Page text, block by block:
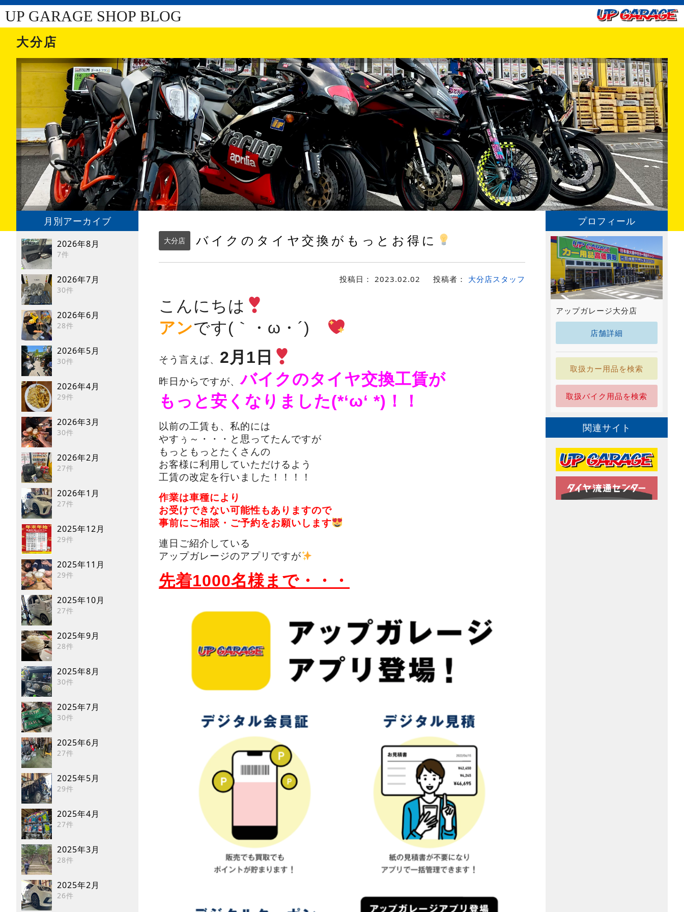
UP GARAGE SHOP BLOG
大分店
月別アーカイブ
2026年8月
7件
2026年7月
30件
2026年6月
28件
2026年5月
30件
2026年4月
29件
2026年3月
30件
2026年2月
27件
2026年1月
27件
2025年12月
29件
2025年11月
29件
2025年10月
27件
2025年9月
28件
2025年8月
30件
2025年7月
30件
2025年6月
27件
2025年5月
29件
2025年4月
27件
2025年3月
28件
2025年2月
26件
大分店 バイクのタイヤ交換がもっとお得に
投稿日： 2023.02.02 投稿者： 大分店スタッフ
こんにちは
アンです(｀・ω・´)ゞ
そう言えば、 2月1日
昨日からですが、バイクのタイヤ交換工賃が
もっと安くなりました(*‘ω‘ *)！！
以前の工賃も、私的には
やすぅ～・・・と思ってたんですが
もっともっとたくさんの
お客様に利用していただけるよう
工賃の改定を行いました！！！！
作業は車種により
お受けできない可能性もありますので
事前にご相談・ご予約をお願いします
連日ご紹介している
アップガレージのアプリですが
先着1000名様まで・・・
プロフィール
アップガレージ大分店
店舗詳細
取扱カー用品を検索
取扱バイク用品を検索
関連サイト